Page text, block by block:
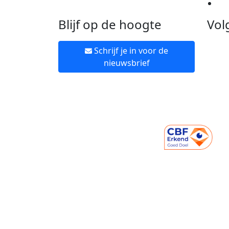
Blijf op de hoogte
Schrijf je in voor de
nieuwsbrief